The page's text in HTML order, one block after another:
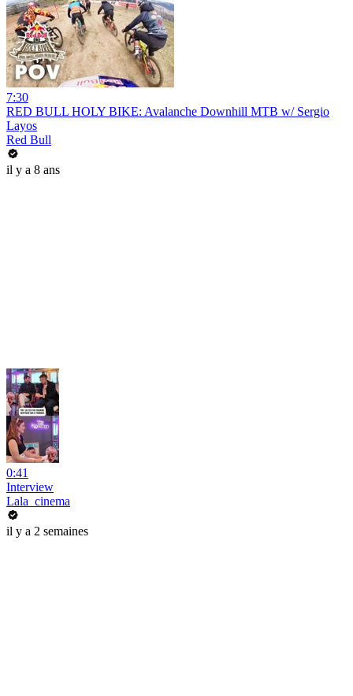
7:30
RED BULL HOLY BIKE: Avalanche Downhill MTB w/ Sergio
Layos
Red Bull
il y a 8 ans
0:41
Interview
Lala_cinema
il y a 2 semaines